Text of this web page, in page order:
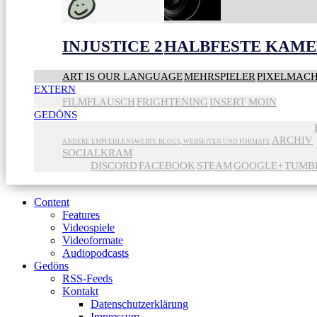
INJUSTICE 2HALBFESTE
ART IS OUR LANGUAGEMEHRSPIELER
EXTERN
FILMFLAUSCH FRIGHTENING INSERT MOIN
GEDÖNS
ANDERE EMPFEHLENSWERTE BLOGS, WEBSEITEN UND FORMATE ARCHIV
SOCIALKRAM
DISCORD FACEBOOK STEAMGOOGLE+
Content
Features
Videospiele
Videoformate
Audiopodcasts
Gedöns
RSS-Feeds
Kontakt
Datenschutzerklärung